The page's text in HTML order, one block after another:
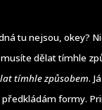
tu nejsou, okey?
dělat tímhle
tímhle způsobem.
formy.